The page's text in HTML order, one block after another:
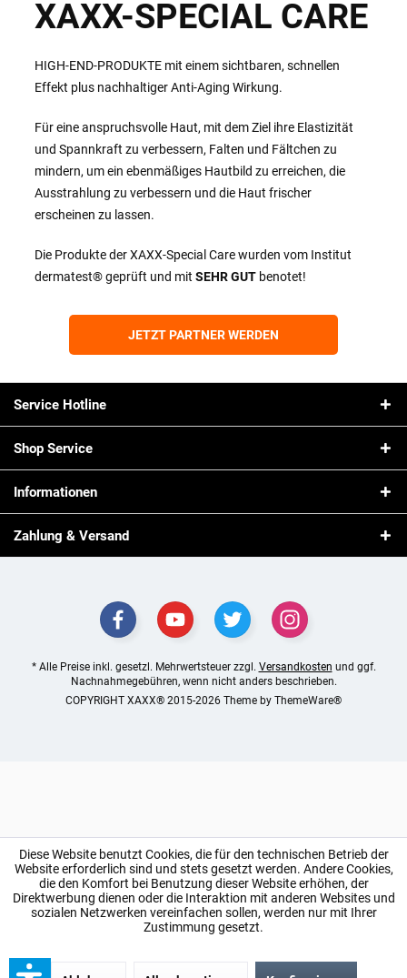
XAXX-SPECIAL CARE
HIGH-END-PRODUKTE mit einem sichtbaren, schnellen
Effekt plus nachhaltiger Anti-Aging Wirkung.
Für eine anspruchsvolle Haut, mit dem Ziel ihre Elastizität
und Spannkraft zu verbessern, Falten und Fältchen zu
mindern, um ein ebenmäßiges Hautbild zu erreichen, die
Ausstrahlung zu verbessern und die Haut frischer
erscheinen zu lassen.
Die Produkte der XAXX-Special Care wurden vom Institut
dermatest® geprüft und mitSEHR GUT benotet!
JETZT PARTNER WERDEN
Service Hotline
Shop Service
Informationen
Zahlung & Versand
* Alle Preise inkl. gesetzl. Mehrwertsteuer zzgl. Versandkosten und ggf.
Nachnahmegebühren, wenn nicht anders beschrieben.
COPYRIGHT XAXX® 2015-2026 Theme by ThemeWare®
Diese Website benutzt Cookies, die für den technischen Betrieb der
Website erforderlich sind und stets gesetzt werden. Andere Cookies,
die den Komfort bei Benutzung dieser Website erhöhen, der
Direktwerbung dienen oder die Interaktion mit anderen Websites und
sozialen Netzwerken vereinfachen sollen, werden nur mit Ihrer
Zustimmung gesetzt.